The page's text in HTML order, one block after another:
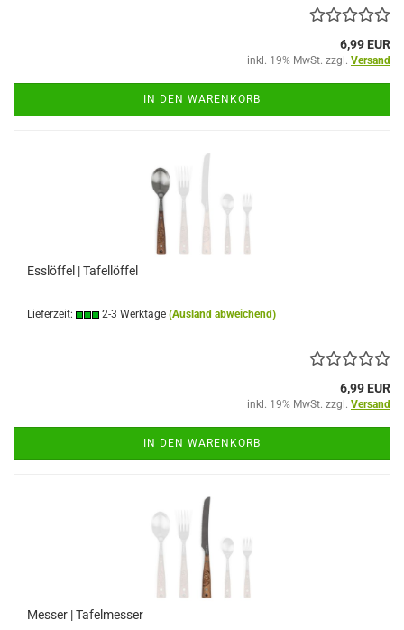
6,99 EUR
inkl. 19% MwSt. zzgl. Versand
IN DEN WARENKORB
Esslöffel | Tafellöffel
Lieferzeit: 2-3 Werktage (Ausland abweichend)
6,99 EUR
inkl. 19% MwSt. zzgl. Versand
IN DEN WARENKORB
Messer | Tafelmesser